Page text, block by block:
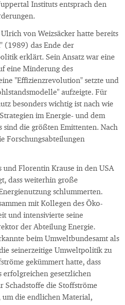
Instituts entsprach den
von Weizsäcker hatte bereits
(1989) das Ende der
erklärt. Sein Ansatz war eine
eine Minderung des
"Effizienzrevolution" setzte und
aufzeigte. Für
besonders wichtig ist nach wie
im Energie- und dem
sind die größten Emittenten. Nach
Forschungsabteilungen
Florentin Krause in den USA
dass weiterhin große
schlummerten.
mit Kollegen des Öko-
und intensivierte seine
der Abteilung Energie.
beim Umweltbundesamt als
seinerzeitige Umweltpolitik zu
gekümmert hatte, dass
erfolgreichen gesetzlichen
Schadstoffe die Stoffströme
um die endlichen Material,